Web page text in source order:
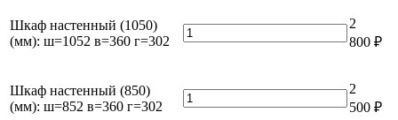
г=430
(мм):
ш=451
Шкаф настенный (1050)
(мм): ш=1052 в=360 г=302
Количество
товара
(1050)
(мм):
2
800 ₽
Шкаф настенный (850)
(мм): ш=852 в=360 г=302
Количество
товара
2
500 ₽